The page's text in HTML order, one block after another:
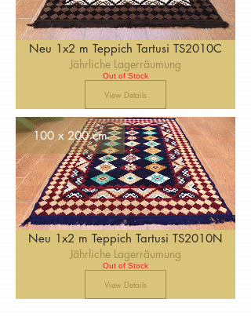
Neu 1x2 m Teppich Tartusi TS2010C
Jährliche Lagerräumung
Out of Stock
View Details
100 x 200 cm
Neu 1x2 m Teppich Tartusi TS2010N
Jährliche Lagerräumung
Out of Stock
View Details